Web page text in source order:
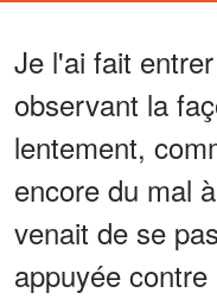
Je l'ai fait
observant la
lentement,
encore du mal
venait de se
appuyée